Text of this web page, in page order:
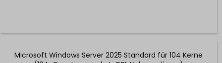
Microsoft Windows Server 2025 Standard für 104 Kerne